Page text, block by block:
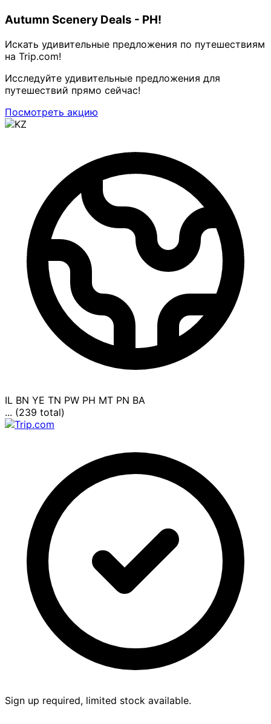
Autumn Scenery Deals - PH!
Искать удивительные предложения по путешествиям
на Trip.com!
Исследуйте удивительные предложения для
путешествий прямо сейчас!
Посмотреть акцию
IL BN YE TN PW PH MT PN BA
... (239 total)
Sign up required, limited stock available.